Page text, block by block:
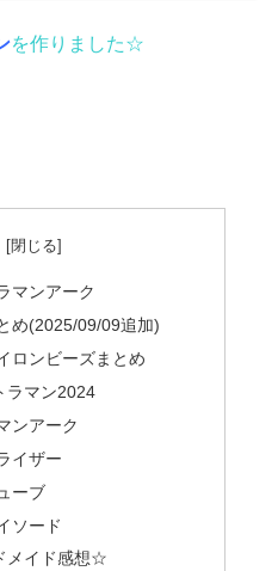
を作りました☆
マンアーク
め(2025/09/09追加)
ロンビーズまとめ
ラマン2024
ンアーク
イザー
ーブ
ソード
メイド感想☆